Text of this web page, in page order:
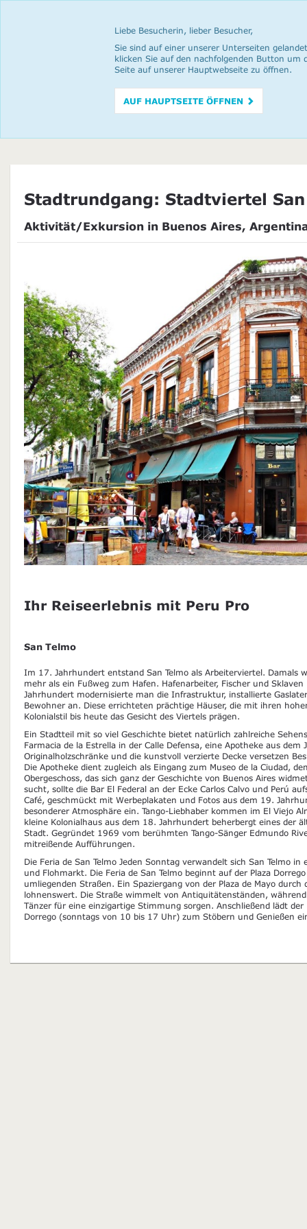
Liebe Besucherin, lieber Besucher,
Sie sind auf einer unserer Unterseiten
klicken Sie auf den nachfolgenden Button um
Seite auf unserer Hauptwebseite zu öffnen.
AUF HAUPTSEITE ÖFFNEN
Stadtrundgang: Stadtviertel
Aktivität/Exkursion in Buenos Aires,
Ihr Reiseerlebnis mit Peru Pro
San Telmo
Im 17. Jahrhundert entstand San Telmo als Arbeiterviertel. Damals
mehr als ein Fußweg zum Hafen. Hafenarbeiter, Fischer und
Jahrhundert modernisierte man die Infrastruktur, installierte
Bewohner an. Diese errichteten prächtige Häuser, die mit ihren
Kolonialstil bis heute das Gesicht des Viertels prägen.
Ein Stadtteil mit so viel Geschichte bietet natürlich zahlreiche
Farmacia de la Estrella in der Calle Defensa, eine Apotheke aus dem
Originalholzschränke und die kunstvoll verzierte Decke versetzen
Die Apotheke dient zugleich als Eingang zum Museo de la Ciudad,
Obergeschoss, das sich ganz der Geschichte von Buenos Aires
sucht, sollte die Bar El Federal an der Ecke Carlos Calvo und Perú
Café, geschmückt mit Werbeplakaten und Fotos aus dem 19.
besonderer Atmosphäre ein. Tango-Liebhaber kommen im El Viejo
kleine Kolonialhaus aus dem 18. Jahrhundert beherbergt eines der
Stadt. Gegründet 1969 vom berühmten Tango-Sänger Edmundo
mitreißende Aufführungen.
Die Feria de San Telmo Jeden Sonntag verwandelt sich San Telmo
und Flohmarkt. Die Feria de San Telmo beginnt auf der Plaza
umliegenden Straßen. Ein Spaziergang von der Plaza de Mayo durch
lohnenswert. Die Straße wimmelt von Antiquitätenständen,
Tänzer für eine einzigartige Stimmung sorgen. Anschließend lädt
Dorrego (sonntags von 10 bis 17 Uhr) zum Stöbern und Genießen